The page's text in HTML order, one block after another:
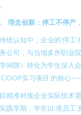
理念创新：停工不停产
统认知中，企业的‘停工
公司，与当地多所职业
间隙）转化为学生深入
实习项目’的核心
精准对接企业实际技术
践学期，学生以‘准员工’